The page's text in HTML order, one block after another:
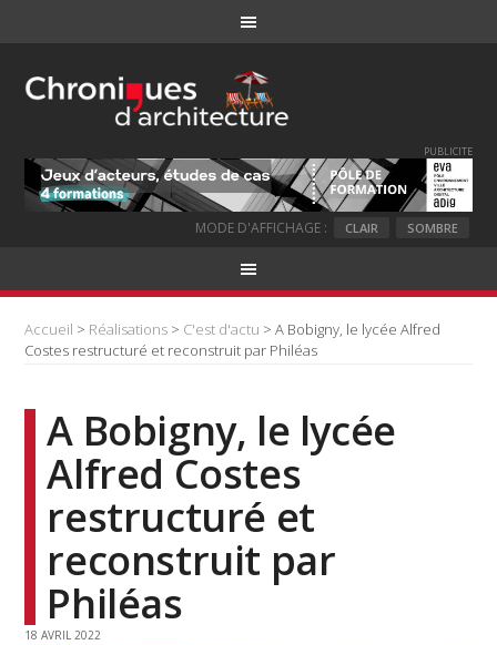
PUBLICITE
MODE D'AFFICHAGE : CLAIR SOMBRE
Accueil > Réalisations > C'est d'actu > A Bobigny, le lycée Alfred
Costes restructuré et reconstruit par Philéas
A Bobigny, le lycée
Alfred Costes
restructuré et
reconstruit par
Philéas
18 AVRIL 2022